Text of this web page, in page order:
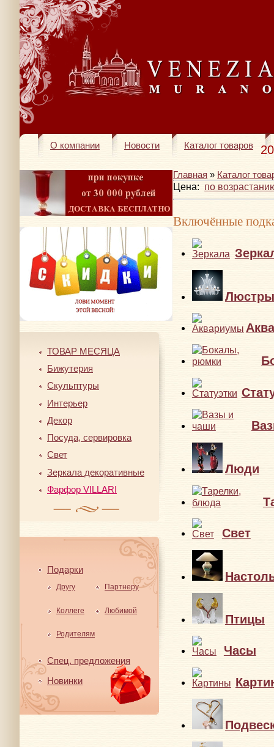
О компании Новости Каталог товаров
ТОВАР МЕСЯЦА
Бижутерия
Скульптуры
Интерьер
Декор
Посуда, сервировка
Свет
Зеркала декоративные
Фарфор VILLARI
Подарки
Другу Партнеру
Коллеге Любимой
Родителям
Спец. предложения
Новинки
Главная » Каталог
Цена: по
Включённые
Люстры
Люди
Свет
Птицы
Часы